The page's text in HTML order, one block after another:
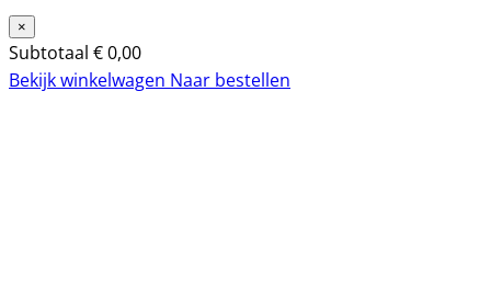
×
Subtotaal €0,00
Bekijk winkelwagen Naar bestellen